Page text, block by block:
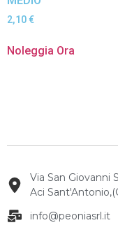
2,10 €
Noleggia Ora
Via San Giovanni
Aci
info@peoniasrl.it